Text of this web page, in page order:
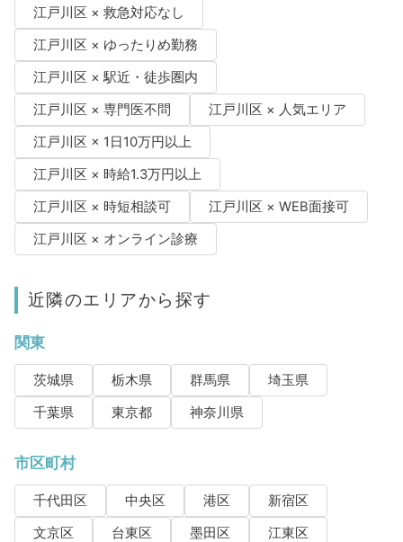
江戸川区 × 救急対応なし
江戸川区 × ゆったりめ勤務
江戸川区 × 駅近・徒歩圏内
江戸川区 × 専門医不問
江戸川区 × 人気エリア
江戸川区 × 1日10万円以上
江戸川区 × 時給1.3万円以上
江戸川区 × 時短相談可
江戸川区 × WEB面接可
江戸川区 × オンライン診療
近隣のエリアから探す
関東
茨城県 栃木県 群馬県
埼玉県
千葉県
東京都 神奈川県
市区町村
千代田区 中央区 港区
新宿区
文京区
台東区 墨田区
江東区